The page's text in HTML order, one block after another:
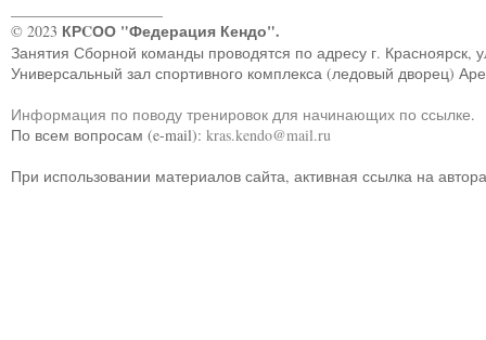
© 2023 КРCОО "Федерация Кендо".
Занятия Сборной команды проводятся по адресу г. Красноярск,
Универсальный зал спортивного комплекса (ледовый дворец)
Информация по поводу тренировок для начинающих по ссылке.
По всем вопросам (e-mail): kras.kendo@mail.ru
При использовании материалов сайта, активная ссылка на